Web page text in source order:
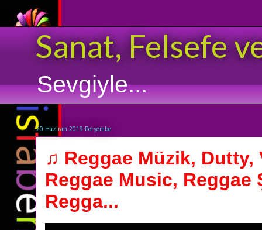
Sanat, Felsefe
Sevgiyle...
20 Haziran 2019 Perşembe
♫ Reggae Müzik, Dutty,
Reggae Music, Reggae
Regga...